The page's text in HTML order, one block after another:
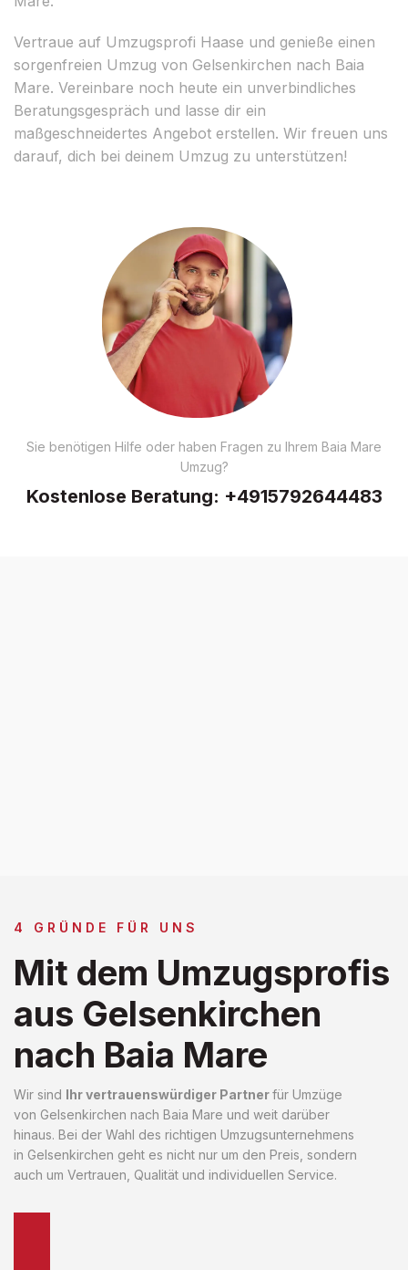
Vertraue auf Umzugsprofi Haase und genieße einen
sorgenfreien Umzug von Gelsenkirchen nach Baia
Mare. Vereinbare noch heute ein unverbindliches
Beratungsgespräch und lasse dir ein
maßgeschneidertes Angebot erstellen. Wir freuen uns
darauf, dich bei deinem Umzug zu unterstützen!
Sie benötigen Hilfe oder haben Fragen zu Ihrem Baia Mare
Umzug?
Kostenlose Beratung: +4915792644483
4 GRÜNDE FÜR UNS
Mit dem Umzugsprofis
aus Gelsenkirchen
nach Baia Mare
Wir sind Ihr vertrauenswürdiger Partnerfür Umzüge
von Gelsenkirchen nach Baia Mare und weit darüber
hinaus. Bei der Wahl des richtigen Umzugsunternehmens
in Gelsenkirchen geht es nicht nur um den Preis, sondern
auch um Vertrauen, Qualität und individuellen Service.